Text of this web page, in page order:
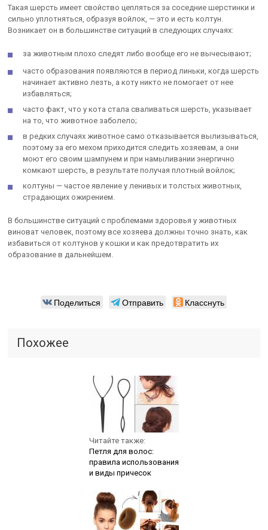
Такая шерсть имеет свойство цепляться за соседние шерстинки и
сильно уплотняться, образуя войлок, — это и есть колтун.
Возникает он в большинстве ситуаций в следующих случаях:
за животным плохо следят либо вообще его не вычесывают;
часто образования появляются в период линьки, когда шерсть
начинает активно лезть, а коту никто не помогает от нее
избавляться;
часто факт, что у кота стала сваливаться шерсть, указывает
на то, что животное заболело;
в редких случаях животное само отказывается вылизываться,
поэтому за его мехом приходится следить хозяевам, а они
моют его своим шампунем и при намыливании энергично
комкают шерсть, в результате получая плотный войлок;
колтуны — частое явление у ленивых и толстых животных,
страдающих ожирением.
В большинстве ситуаций с проблемами здоровья у животных
виноват человек, поэтому все хозяева должны точно знать, как
избавиться от колтунов у кошки и как предотвратить их
образование в дальнейшем.
Поделиться Отправить Класснуть
Похожее
Читайте также:
Петля для волос:
правила использования
и виды причесок